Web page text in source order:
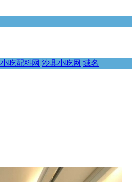
小吃配料网 沙县小吃网 域名